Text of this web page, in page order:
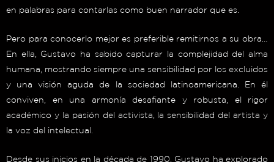
en palabras para contarlas como buen narrador que es.
Pero para conocerlo mejor es preferible remitirnos a su obra…
En ella, Gustavo ha sabido capturar la complejidad del alma
humana, mostrando siempre una sensibilidad por los excluidos
y una visión aguda de la sociedad latinoamericana. En él
conviven, en una armonía desafiante y robusta, el rigor
académico y la pasión del activista, la sensibilidad del artista y
la voz del intelectual.
Desde sus inicios en la década de 1990, Gustavo ha explorado